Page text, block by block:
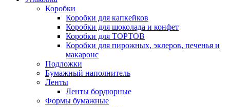
Коробки
Коробки для капкейков
Коробки для шоколада и конфет
Коробки для ТОРТОВ
Коробки для пирожных, эклеров, печенья и
макаронс
Подложки
Бумажный наполнитель
Ленты
Ленты бордюрные
Формы бумажные